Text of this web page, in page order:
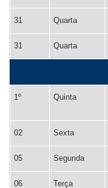
31 Quarta
31 Quarta
1º Quinta
02 Sexta
05 Segunda
06 Terça